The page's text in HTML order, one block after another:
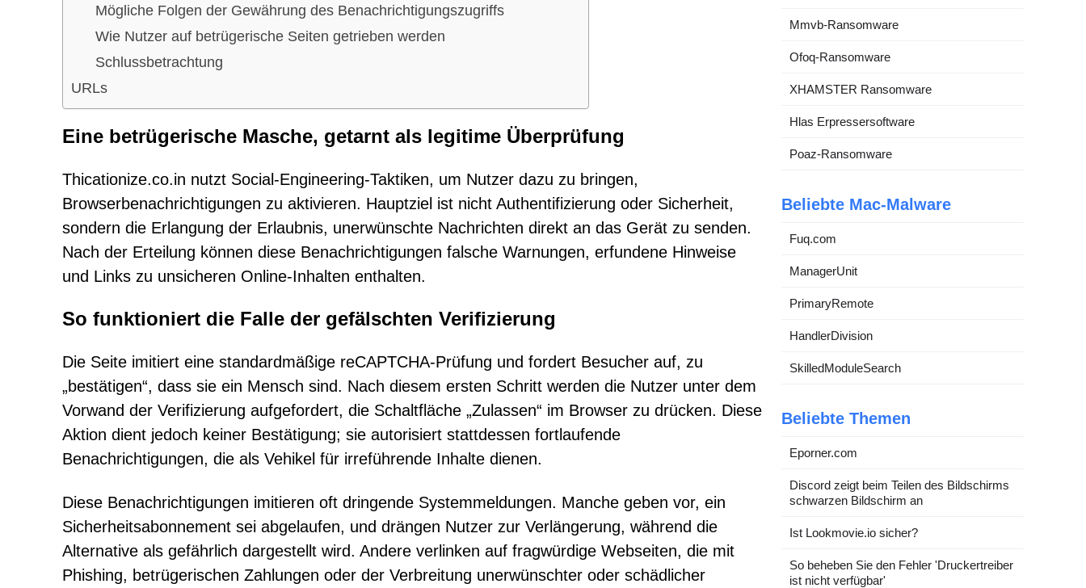
Mögliche Folgen der Gewährung des Benachrichtigungszugriffs
Wie Nutzer auf betrügerische Seiten getrieben werden
Schlussbetrachtung
URLs
Eine betrügerische Masche, getarnt als legitime Überprüfung
Thicationize.co.in nutzt Social-Engineering-Taktiken, um Nutzer dazu zu bringen,
Browserbenachrichtigungen zu aktivieren. Hauptziel ist nicht Authentifizierung oder Sicherheit,
sondern die Erlangung der Erlaubnis, unerwünschte Nachrichten direkt an das Gerät zu senden.
Nach der Erteilung können diese Benachrichtigungen falsche Warnungen, erfundene Hinweise
und Links zu unsicheren Online-Inhalten enthalten.
So funktioniert die Falle der gefälschten Verifizierung
Die Seite imitiert eine standardmäßige reCAPTCHA-Prüfung und fordert Besucher auf, zu
„bestätigen“, dass sie ein Mensch sind. Nach diesem ersten Schritt werden die Nutzer unter dem
Vorwand der Verifizierung aufgefordert, die Schaltfläche „Zulassen“ im Browser zu drücken. Diese
Aktion dient jedoch keiner Bestätigung; sie autorisiert stattdessen fortlaufende
Benachrichtigungen, die als Vehikel für irreführende Inhalte dienen.
Diese Benachrichtigungen imitieren oft dringende Systemmeldungen. Manche geben vor, ein
Sicherheitsabonnement sei abgelaufen, und drängen Nutzer zur Verlängerung, während die
Alternative als gefährlich dargestellt wird. Andere verlinken auf fragwürdige Webseiten, die mit
Phishing, betrügerischen Zahlungen oder der Verbreitung unerwünschter oder schädlicher
Mmvb-Ransomware
Ofoq-Ransomware
XHAMSTER Ransomware
Hlas Erpressersoftware
Poaz-Ransomware
Beliebte Mac-Malware
Fuq.com
ManagerUnit
PrimaryRemote
HandlerDivision
SkilledModuleSearch
Beliebte Themen
Eporner.com
Discord zeigt beim Teilen des Bildschirms
schwarzen Bildschirm an
Ist Lookmovie.io sicher?
So beheben Sie den Fehler 'Druckertreiber
ist nicht verfügbar'